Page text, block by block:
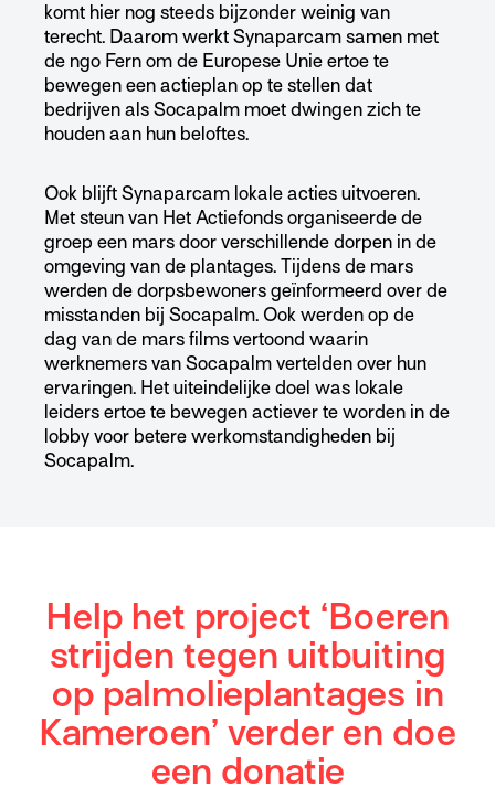
komt hier nog steeds bijzonder weinig van
terecht. Daarom werkt Synaparcam samen met
de ngo Fern om de Europese Unie ertoe te
bewegen een actieplan op te stellen dat
bedrijven als Socapalm moet dwingen zich te
houden aan hun beloftes.
Ook blijft Synaparcam lokale acties uitvoeren.
Met steun van Het Actiefonds organiseerde de
groep een mars door verschillende dorpen in de
omgeving van de plantages. Tijdens de mars
werden de dorpsbewoners geïnformeerd over de
misstanden bij Socapalm. Ook werden op de
dag van de mars films vertoond waarin
werknemers van Socapalm vertelden over hun
ervaringen. Het uiteindelijke doel was lokale
leiders ertoe te bewegen actiever te worden in de
lobby voor betere werkomstandigheden bij
Socapalm.
Help het project ‘Boeren
strijden tegen uitbuiting
op palmolieplantages in
Kameroen’ verder en doe
een donatie